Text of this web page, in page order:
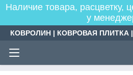
Наличие товара, расцветку,
у
КОВРОЛИН | КОВРОВАЯ